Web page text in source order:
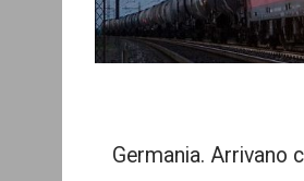
Germania. Arrivano